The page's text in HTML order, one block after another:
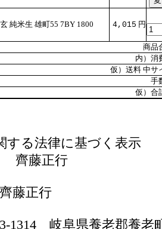
純米生 雄町55 7BY 1800 4,015 円
商品
内）消
仮）送料 中サ
手
仮）合
する法律に基づく表示
齊藤正行
藤正行
1314 岐阜県養老郡養老